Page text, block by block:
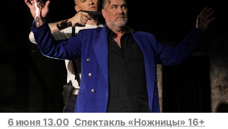
6 июня 13.00 Спектакль «Ножницы» 16+